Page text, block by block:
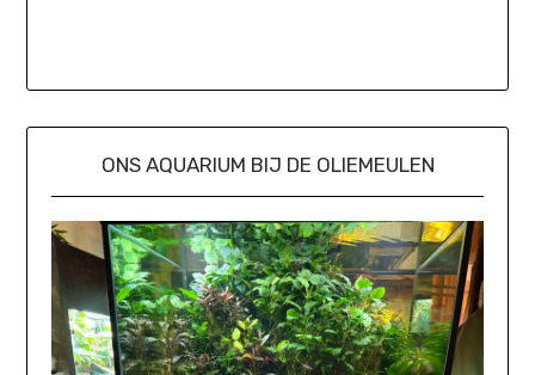
ONS AQUARIUM BIJ DE OLIEMEULEN